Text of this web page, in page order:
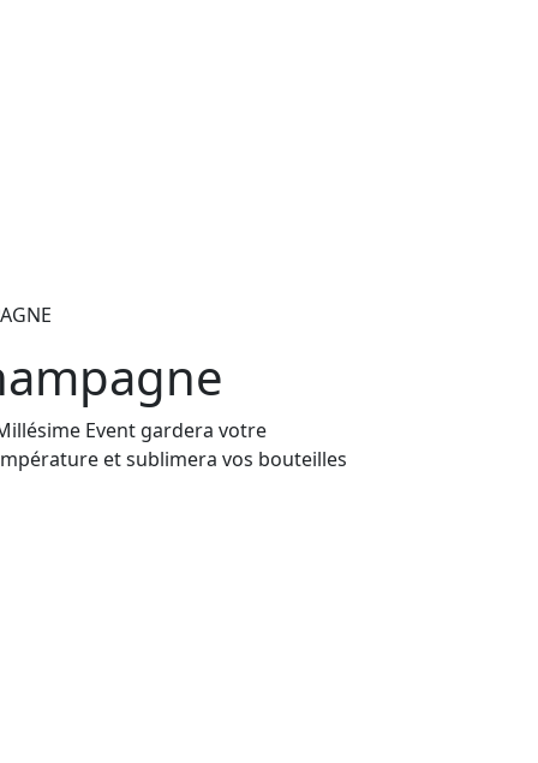
Event gardera votre
et sublimera vos bouteilles